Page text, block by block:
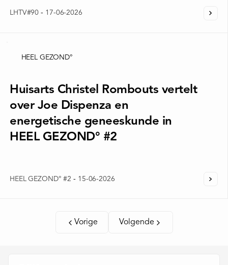
LHTV#90 - 17-06-2026
HEEL GEZOND°
Huisarts Christel Rombouts vertelt
over Joe Dispenza en
energetische geneeskunde in
HEEL GEZOND° #2
HEEL GEZOND° #2 - 15-06-2026
Vorige Volgende